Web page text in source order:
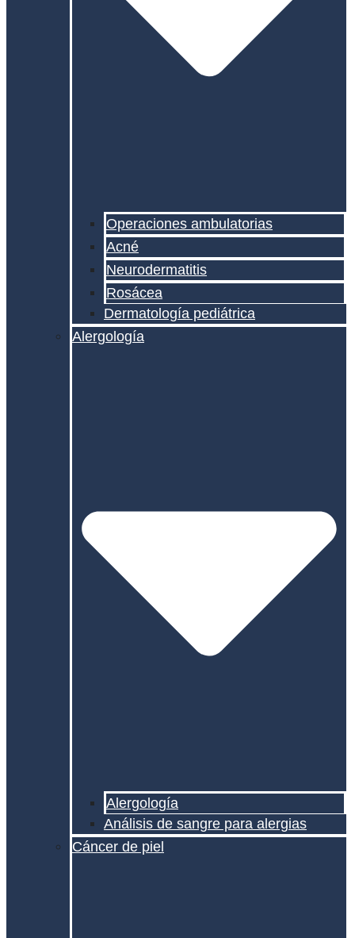
Operaciones ambulatorias
Acné
Neurodermatitis
Rosácea
Dermatología pediátrica
Alergología
Alergología
Análisis de sangre para alergias
Cáncer de piel